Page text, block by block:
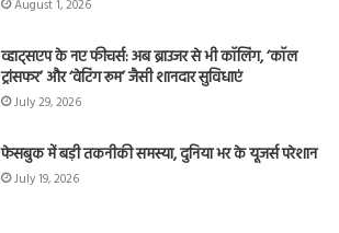
August 1, 2026
व्हाट्सएप के नए फीचर्स: अब ब्राउजर से भी कॉलिंग, ‘कॉल
ट्रांसफर’ और ‘वेटिंग रूम’ जैसी शानदार सुविधाएं
July 29, 2026
फेसबुक में बड़ी तकनीकी समस्या, दुनिया भर के यूजर्स परेशान
July 19, 2026